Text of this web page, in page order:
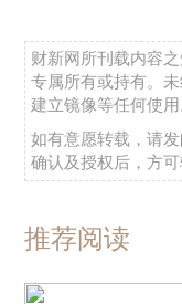
财新网所刊载内容
专属所有或持有。
建立镜像等任何使用
如有意愿转载，请
确认及授权后，方可
推荐阅读